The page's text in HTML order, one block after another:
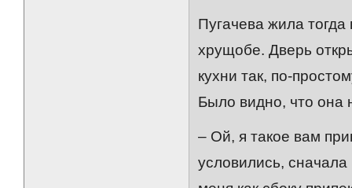
Пугачева жила
хрущобе. Дверь
кухни так, по-
Было видно, что она
– Ой, я такое вам
условились, сначала